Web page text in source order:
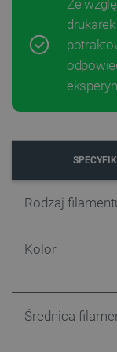
Ze
Rodzaj
Kolor
Średnica